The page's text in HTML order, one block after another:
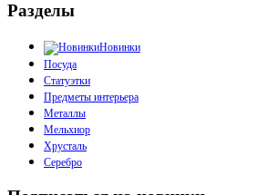
Разделы
Новинки
Посуда
Статуэтки
Предметы интерьера
Металлы
Мельхиор
Хрусталь
Серебро